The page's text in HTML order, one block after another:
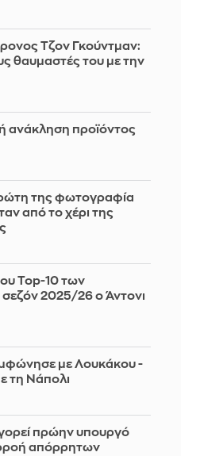
Τζον Γκούντμαν:
θαυμαστές του με την
ανάκληση προϊόντος
της φωτογραφία
από το χέρι της
Top-10 των
2025/26 ο Άντονι
με Λουκάκου -
τη Νάπολι
πρώην υπουργό
απόρρητων